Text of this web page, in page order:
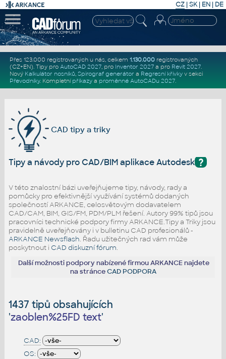
CZ | SK| EN | DE
Přes 123.000 registrovaných u nás, celkem 1.130.000registrovaných
(CZ+EN). Tipy pro AutoCAD 2027, pro Inventor 2027a pro Revit 2027.
Nový Kalkulátor nosníků, Spirograf generátor a Regresní křivkyv sekci
Převodníky. Kompletní příkazya proměnné AutoCADu 2027.
CAD tipy a triky
?
Tipy a návody pro CAD/BIM aplikace Autodesk
V této znalostní bázi uveřejňujeme tipy, návody, rady a
pomůcky pro efektivnější využívání systémů dodaných
společností ARKANCE, celosvětovým dodavatelem
CAD/CAM, BIM, GIS/FM, PDM/PLM řešení. Autory 99% tipů jsou
pracovníci technické podpory firmy ARKANCE.Tipy a Triky jsou
pravidelně uveřejňovány i v bulletinu CAD profesionálů -
ARKANCE Newsflash. Řadu užitečných rad vám může
poskytnout i CAD diskuzní fórum.
Další možnosti podpory nabízené firmou ARKANCE najdete
na stránceCAD PODPORA
1437 tipů obsahujících
'zaoblen%25FD text'
CAD:
OS: